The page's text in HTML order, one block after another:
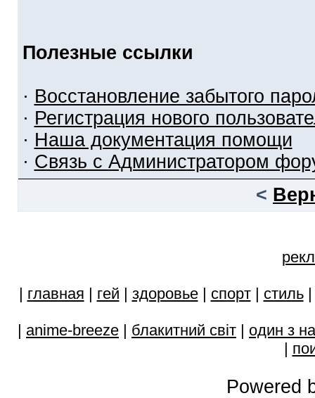
Полезные ссылки
· Восстановление забытого
· Регистрация нового
· Наша документация помощи
· Связь с Администратором
<
| главная | гей | здоровье| спорт| стиль
| anime-breeze | блакитний свiт | один з
|
Powered